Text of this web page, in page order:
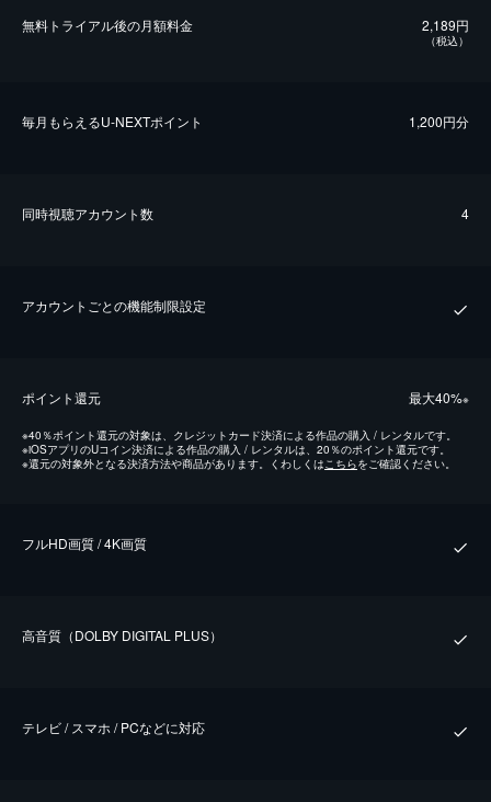
無料トライアル後の⽉額料金 2,189円
（税込）
毎⽉もらえるU-NEXTポイント 1,200円分
同時視聴アカウント数 4
アカウントごとの機能制限設定
ポイント還元 最⼤40%※
※40％ポイント還元の対象は、クレジットカード決済による作品の購入 / レンタルです。
※iOSアプリのUコイン決済による作品の購入 / レンタルは、20％のポイント還元です。
※還元の対象外となる決済方法や商品があります。くわしくはこちらをご確認ください。
フルHD画質 / 4K画質
⾼⾳質（DOLBY DIGITAL PLUS）
テレビ / スマホ / PCなどに対応